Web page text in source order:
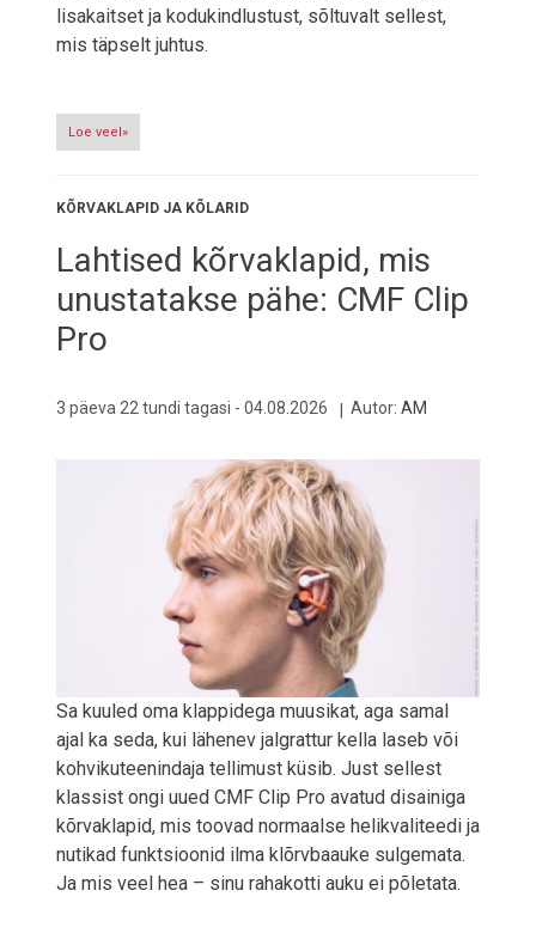
lisakaitset ja kodukindlustust, sõltuvalt sellest,
mis täpselt juhtus.
Loe veel»
KÕRVAKLAPID JA KÕLARID
Lahtised kõrvaklapid, mis
unustatakse pähe: CMF Clip
Pro
3 päeva 22 tundi tagasi - 04.08.2026 Autor: AM
Sa kuuled oma klappidega muusikat, aga samal
ajal ka seda, kui lähenev jalgrattur kella laseb või
kohvikuteenindaja tellimust küsib. Just sellest
klassist ongi uued CMF Clip Pro avatud disainiga
kõrvaklapid, mis toovad normaalse helikvaliteedi ja
nutikad funktsioonid ilma klõrvbaauke sulgemata.
Ja mis veel hea – sinu rahakotti auku ei põletata.